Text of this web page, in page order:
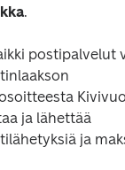
postipalvelut
ja lähettää